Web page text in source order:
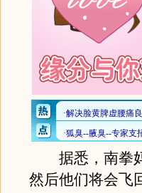
据悉，南拳妈
然后他们将会飞